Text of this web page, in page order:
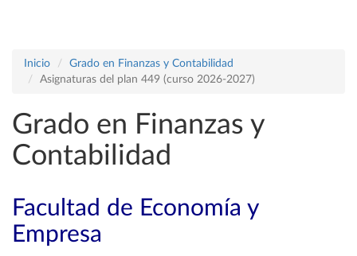
Inicio
Grado en Finanzas y Contabilidad
Asignaturas del plan 449 (curso 2026-2027)
Grado en Finanzas y
Contabilidad
Facultad de Economía y
Empresa